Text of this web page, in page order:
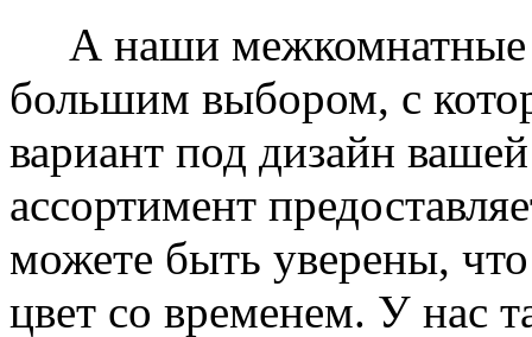
А наши межкомнатные
большим выбором, с
вариант под дизайн
ассортимент
можете быть уверены,
цвет со временем. У нас